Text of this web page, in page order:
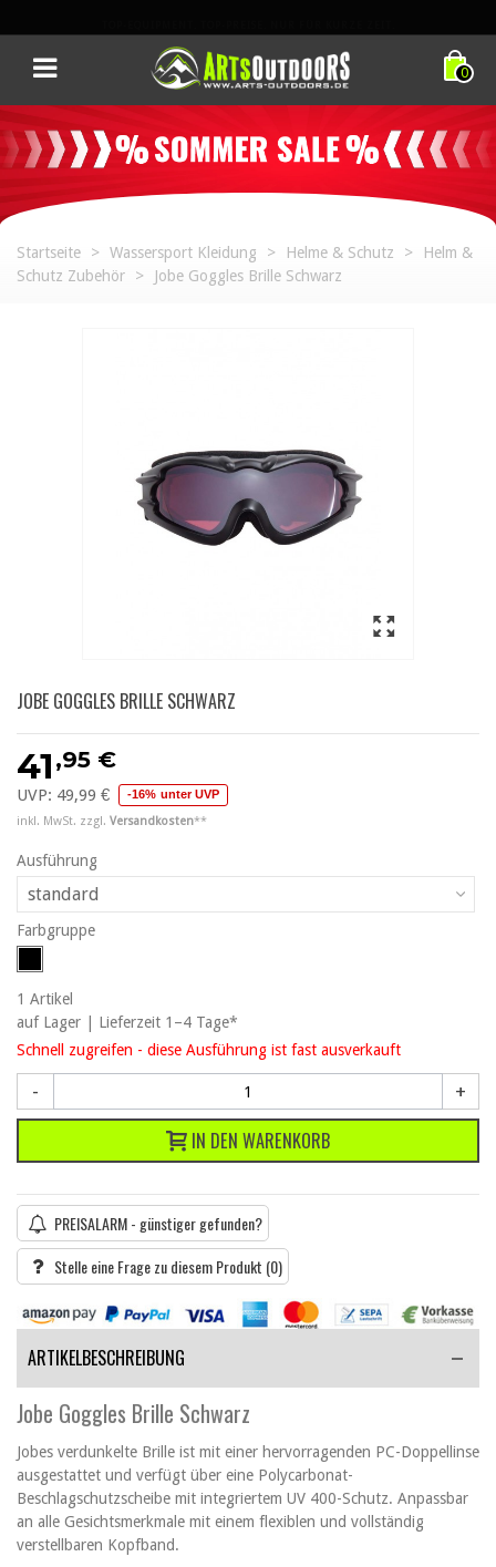
0
Startseite > Wassersport Kleidung > Helme & Schutz >
Helm &
Schutz Zubehör
> Jobe Goggles Brille Schwarz
JOBE GOGGLES BRILLE SCHWARZ
41 ,95 €
UVP: 49,99 € -16% unter UVP
inkl. MwSt. zzgl. Versandkosten**
Ausführung
standard
Farbgruppe
1 Artikel
auf Lager | Lieferzeit 1–4 Tage*
Schnell zugreifen - diese Ausführung ist fast ausverkauft
- +
IN DEN WARENKORB
PREISALARM - günstiger gefunden?
Stelle eine Frage zu diesem Produkt (0)
ARTIKELBESCHREIBUNG
Jobe Goggles Brille Schwarz
Jobes verdunkelte Brille ist mit einer hervorragenden PC-Doppellinse
ausgestattet und verfügt über eine Polycarbonat-
Beschlagschutzscheibe mit integriertem UV 400-Schutz. Anpassbar
an alle Gesichtsmerkmale mit einem flexiblen und vollständig
verstellbaren Kopfband.